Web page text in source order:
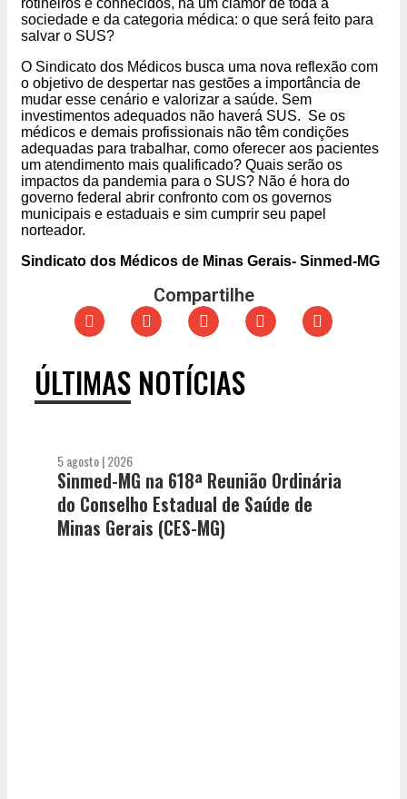
rotineiros e conhecidos, há um clamor de toda a
sociedade e da categoria médica: o que será feito para
salvar o SUS?
O Sindicato dos Médicos busca uma nova reflexão com
o objetivo de despertar nas gestões a importância de
mudar esse cenário e valorizar a saúde. Sem
investimentos adequados não haverá SUS. Se os
médicos e demais profissionais não têm condições
adequadas para trabalhar, como oferecer aos pacientes
um atendimento mais qualificado? Quais serão os
impactos da pandemia para o SUS? Não é hora do
governo federal abrir confronto com os governos
municipais e estaduais e sim cumprir seu papel
norteador.
Sindicato dos Médicos de Minas Gerais- Sinmed-MG
Compartilhe
ÚLTIMAS NOTÍCIAS
5 agosto | 2026
Sinmed-MG na 618ª Reunião Ordinária
do Conselho Estadual de Saúde de
Minas Gerais (CES-MG)